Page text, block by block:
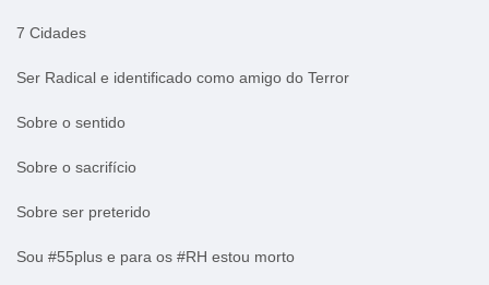
7 Cidades
Ser Radical e identificado como amigo do Terror
Sobre o sentido
Sobre o sacrifício
Sobre ser preterido
Sou #55plus e para os #RH estou morto